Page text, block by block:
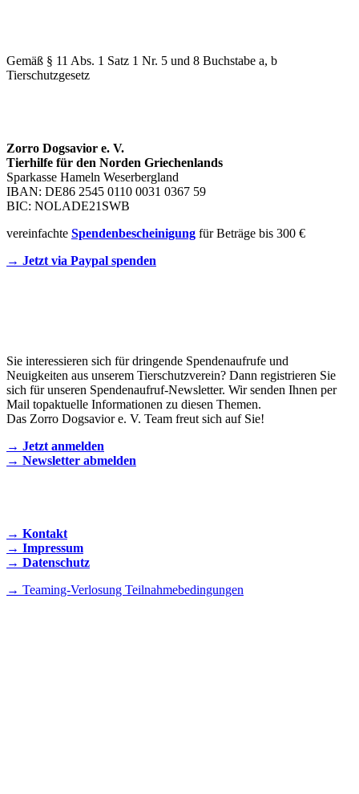
Gemäß § 11 Abs. 1 Satz 1 Nr. 5 und 8 Buchstabe a, b
Tierschutzgesetz
Zorro Dogsavior e. V.
Tierhilfe für den Norden Griechenlands
Sparkasse Hameln Weserbergland
IBAN: DE86 2545 0110 0031 0367 59
BIC: NOLADE21SWB
vereinfachte Spendenbescheinigung für Beträge bis 300 €
→ Jetzt via Paypal spenden
Sie interessieren sich für dringende Spendenaufrufe und
Neuigkeiten aus unserem Tierschutzverein? Dann registrieren Sie
sich für unseren Spendenaufruf-Newsletter. Wir senden Ihnen per
Mail topaktuelle Informationen zu diesen Themen.
Das Zorro Dogsavior e. V. Team freut sich auf Sie!
→ Jetzt anmelden
→ Newsletter abmelden
→ Kontakt
→ Impressum
→ Datenschutz
→ Teaming-Verlosung Teilnahmebedingungen